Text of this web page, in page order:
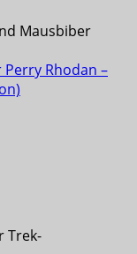
Mausbiber
Rhodan –
Trek-